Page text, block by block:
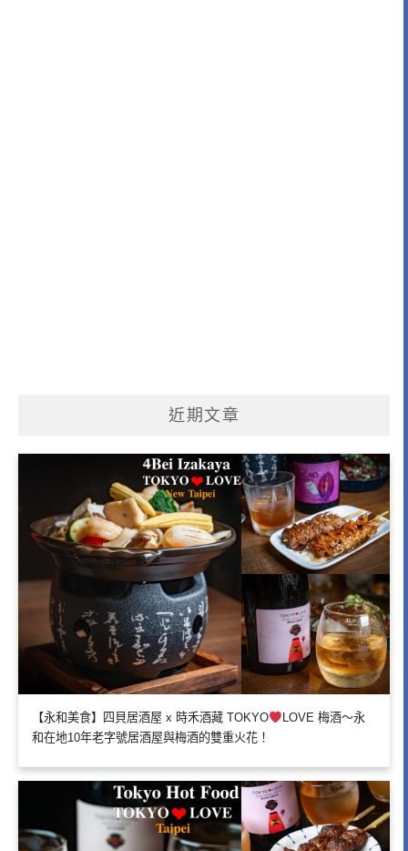
近期文章
【永和美食】四貝居酒屋 x 時禾酒藏 TOKYO
LOVE 梅酒～永
和在地10年老字號居酒屋與梅酒的雙重火花！